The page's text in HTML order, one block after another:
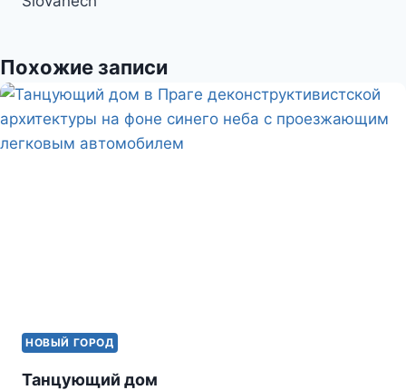
p
u
l
s
s
n
а
и
т
ь
записям
Похожие записи
НОВЫЙ ГОРОД
Танцующий дом